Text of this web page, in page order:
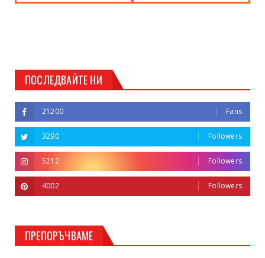
ПОСЛЕДВАЙТЕ НИ
21200 Fans
3290 Followers
5212 Followers
4002 Followers
ПРЕПОРЪЧВАМЕ